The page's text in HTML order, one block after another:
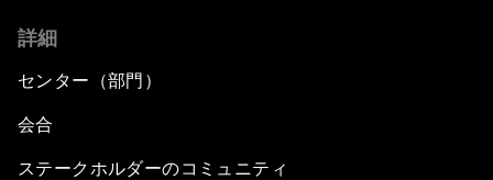
詳細
センター（部門）
会合
ステークホルダーのコミュニティ